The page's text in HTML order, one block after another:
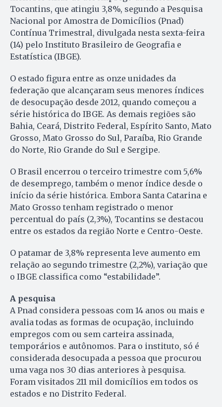
Tocantins, que atingiu 3,8%, segundo a Pesquisa
Nacional por Amostra de Domicílios (Pnad)
Contínua Trimestral, divulgada nesta sexta-feira
(14) pelo Instituto Brasileiro de Geografia e
Estatística (IBGE).
O estado figura entre as onze unidades da
federação que alcançaram seus menores índices
de desocupação desde 2012, quando começou a
série histórica do IBGE. As demais regiões são
Bahia, Ceará, Distrito Federal, Espírito Santo, Mato
Grosso, Mato Grosso do Sul, Paraíba, Rio Grande
do Norte, Rio Grande do Sul e Sergipe.
O Brasil encerrou o terceiro trimestre com 5,6%
de desemprego, também o menor índice desde o
início da série histórica. Embora Santa Catarina e
Mato Grosso tenham registrado o menor
percentual do país (2,3%), Tocantins se destacou
entre os estados da região Norte e Centro-Oeste.
O patamar de 3,8% representa leve aumento em
relação ao segundo trimestre (2,2%), variação que
o IBGE classifica como “estabilidade”.
A pesquisa
A Pnad considera pessoas com 14 anos ou mais e
avalia todas as formas de ocupação, incluindo
empregos com ou sem carteira assinada,
temporários e autônomos. Para o instituto, só é
considerada desocupada a pessoa que procurou
uma vaga nos 30 dias anteriores à pesquisa.
Foram visitados 211 mil domicílios em todos os
estados e no Distrito Federal.